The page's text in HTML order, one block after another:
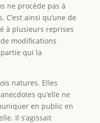
ne procède pas à
ainsi qu’une de
à plusieurs reprises
modifications
qui la
natures. Elles
qu’elle ne
en public en
Il s’agissait